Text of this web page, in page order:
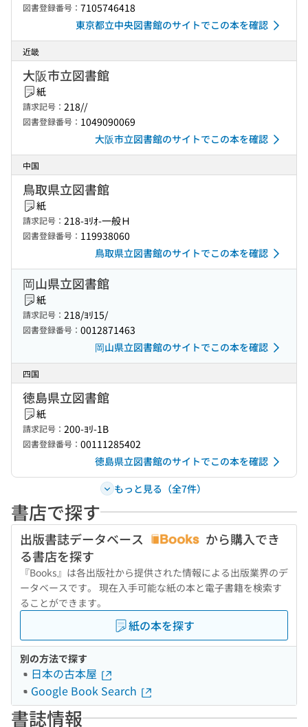
図書登録番号： 7105746418
東京都立中央図書館のサイトでこの本を確認
近畿
大阪市立図書館
紙
請求記号： 218//
図書登録番号： 1049090069
大阪市立図書館のサイトでこの本を確認
中国
鳥取県立図書館
紙
請求記号： 218-ﾖﾘｵ-一般Ｈ
図書登録番号： 119938060
鳥取県立図書館のサイトでこの本を確認
岡山県立図書館
紙
請求記号： 218/ﾖﾘ15/
図書登録番号： 0012871463
岡山県立図書館のサイトでこの本を確認
四国
徳島県立図書館
紙
請求記号： 200-ﾖﾘ-1B
図書登録番号： 00111285402
徳島県立図書館のサイトでこの本を確認
もっと見る（全7件）
書店で探す
出版書誌データベース
から購入でき
る書店を探す
『Books』は各出版社から提供された情報による出版業界のデ
ータベースです。 現在入手可能な紙の本と電子書籍を検索す
ることができます。
紙の本を探す
別の方法で探す
日本の古本屋
Google Book Search
書誌情報